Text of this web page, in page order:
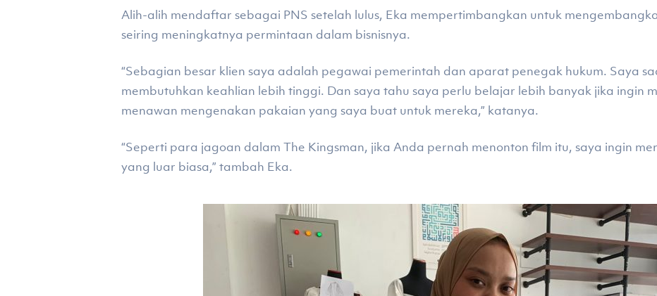
Alih-alih mendaftar sebagai PNS setelah lulus, Eka mempertimbangkan untuk
seiring meningkatnya permintaan dalam bisnisnya.
“Sebagian besar klien saya adalah pegawai pemerintah dan aparat penegak hukum. Saya
membutuhkan keahlian lebih tinggi. Dan saya tahu saya perlu belajar lebih banyak jika ingin
menawan mengenakan pakaian yang saya buat untuk mereka,” katanya.
“Seperti para jagoan dalam The Kingsman, jika Anda pernah menonton film itu, saya ingin
yang luar biasa,” tambah Eka.